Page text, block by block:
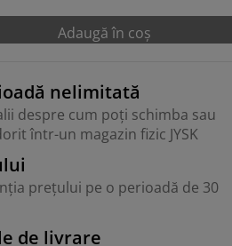
Adaugă în coș
nelimitată
despre cum poți schimba sau
într-un magazin fizic JYSK
prețului pe o perioadă de 30
de livrare